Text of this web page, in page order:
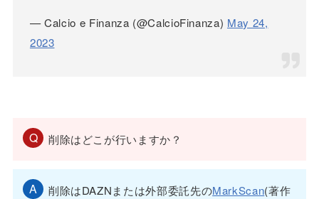
— Calcio e Finanza (@CalcioFinanza) May 24,
2023
削除はどこが行いますか？
削除はDAZNまたは外部委託先のMarkScan(著作